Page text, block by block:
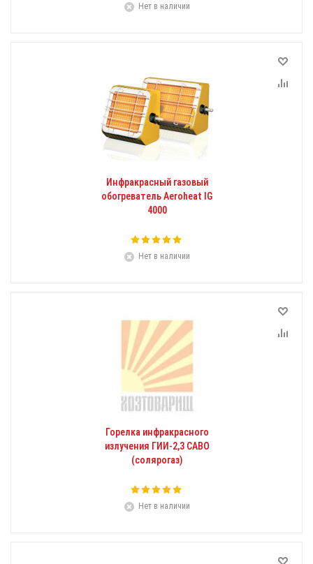
Нет в наличии
Инфракрасный газовый
обогреватель Aeroheat IG
4000
Нет в наличии
Горелка инфракрасного
излучения ГИИ-2,3 САВО
(солярогаз)
Нет в наличии